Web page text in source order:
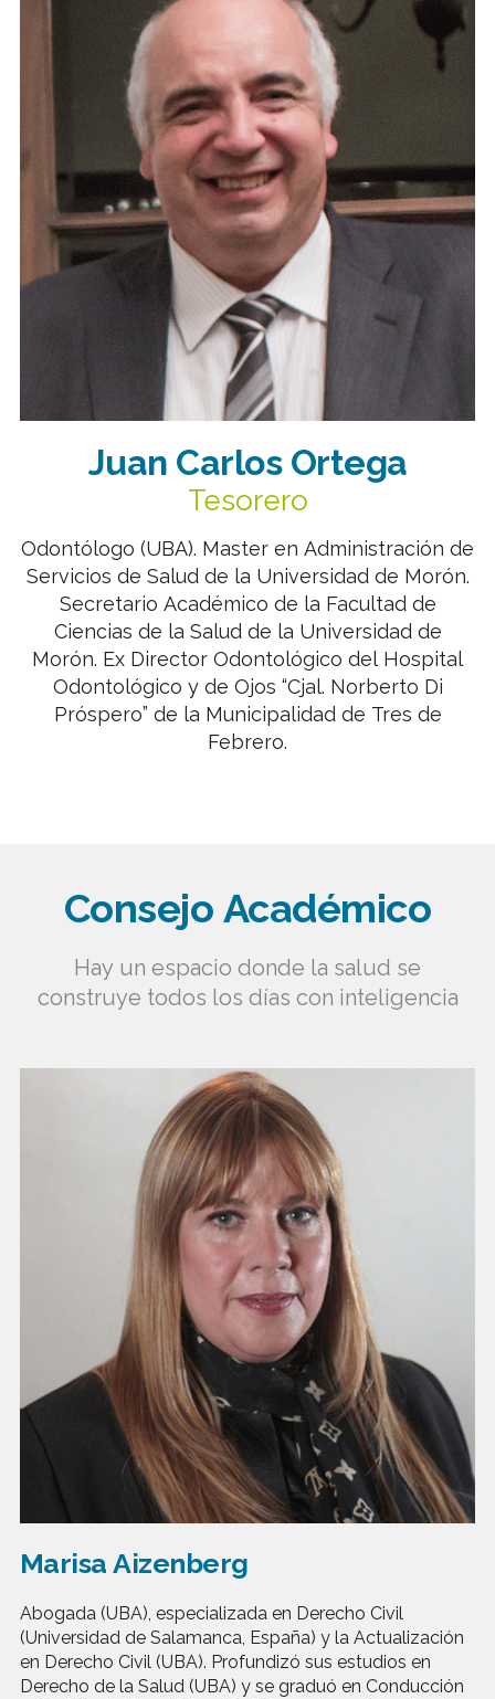
Juan Carlos Ortega
Tesorero
Odontólogo (UBA). Master en Administración de
Servicios de Salud de la Universidad de Morón.
Secretario Académico de la Facultad de
Ciencias de la Salud de la Universidad de
Morón. Ex Director Odontológico del Hospital
Odontológico y de Ojos “Cjal. Norberto Di
Próspero” de la Municipalidad de Tres de
Febrero.
Consejo Académico
Hay un espacio donde la salud se
construye todos los días con inteligencia
Marisa Aizenberg
Abogada (UBA), especializada en Derecho Civil
(Universidad de Salamanca, España) y la Actualización
en Derecho Civil (UBA). Profundizó sus estudios en
Derecho de la Salud (UBA) y se graduó en Conducción